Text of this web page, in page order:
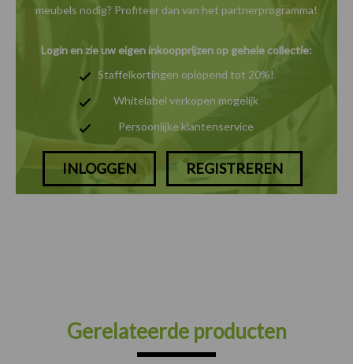
meubels nodig? Profiteer dan van het partnerprogramma!
Login en zie uw eigen inkoopprijzen op gehele collectie:
Staffelkortingen oplopend tot 20%!
Whitelabel verkopen mogelijk
Persoonlijke klantenservice
INLOGGEN REGISTREREN
Gerelateerde producten